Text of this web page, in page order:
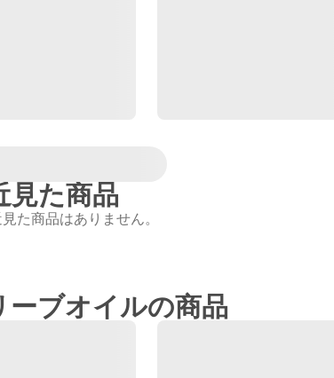
見た商品
た商品はありません。
ーブオイルの商品